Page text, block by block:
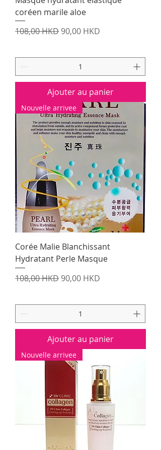
coréen marile aloe
Prix original
108,00 HKD Prix promotionnel
90,00 HKD
Ajouter au panier
Nouvelle arrivee
Corée Malie Blanchissant
Hydratant Perle Masque
Prix original
108,00 HKD Prix promotionnel
90,00 HKD
Ajouter au panier
Nouvelle arrivee